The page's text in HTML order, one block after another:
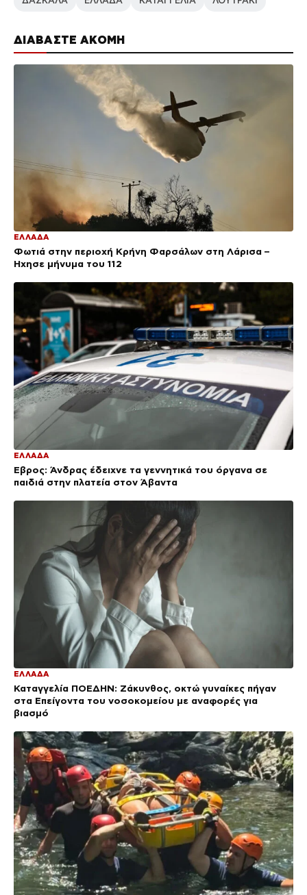
ΔΙΑΒΑΣΤΕ ΑΚΟΜΗ
ΕΛΛΑΔΑ
Φωτιά στην περιοχή Κρήνη Φαρσάλων στη Λάρισα –
Ήχησε μήνυμα του 112
ΕΛΛΑΔΑ
Έβρος: Άνδρας έδειχνε τα γεννητικά του όργανα σε
παιδιά στην πλατεία στον Άβαντα
ΕΛΛΑΔΑ
Καταγγελία ΠΟΕΔΗΝ: Ζάκυνθος, οκτώ γυναίκες πήγαν
στα Επείγοντα του νοσοκομείου με αναφορές για
βιασμό